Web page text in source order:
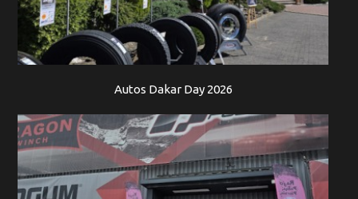
Autos Dakar Day 2026